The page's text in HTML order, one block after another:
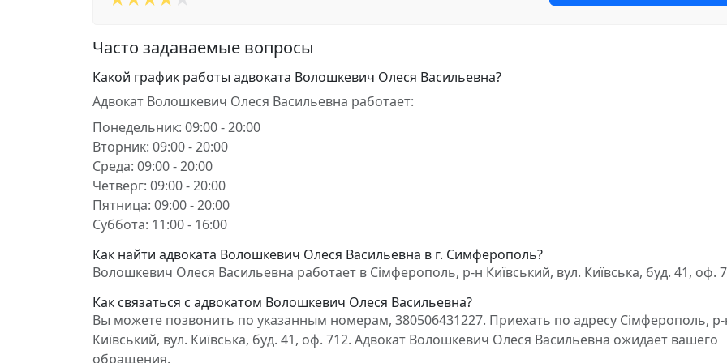
Часто задаваемые вопросы
Какой график работы адвоката Волошкевич Олеся Васильевна?
Адвокат Волошкевич Олеся Васильевна работает:
Понедельник: 09:00 - 20:00
Вторник: 09:00 - 20:00
Среда: 09:00 - 20:00
Четверг: 09:00 - 20:00
Пятница: 09:00 - 20:00
Суббота: 11:00 - 16:00
Как найти адвоката Волошкевич Олеся Васильевна в г. Симферополь?
Волошкевич Олеся Васильевна работает в Сімферополь, р-н Київський, вул. Київська, буд. 41, оф.
Как связаться с адвокатом Волошкевич Олеся Васильевна?
Вы можете позвонить по указанным номерам, 380506431227. Приехать по адресу Сімферополь,
Київський, вул. Київська, буд. 41, оф. 712. Адвокат Волошкевич Олеся Васильевна ожидает вашего
обращения.